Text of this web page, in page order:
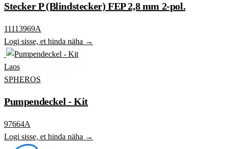
Stecker P (Blindstecker) FEP 2,8 mm 2-pol.
11113969A
Logi sisse, et hinda näha →
Laos
SPHEROS
Pumpendeckel - Kit
97664A
Logi sisse, et hinda näha →